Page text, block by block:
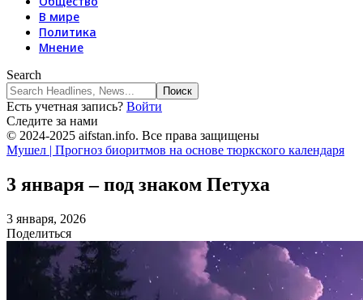
В мире
Политика
Мнение
Search
Есть учетная запись? Войти
Следите за нами
© 2024-2025 aifstan.info. Все права защищены
Мушел | Прогноз биоритмов на основе тюркского календаря
3 января – под знаком Петуха
3 января, 2026
Поделиться